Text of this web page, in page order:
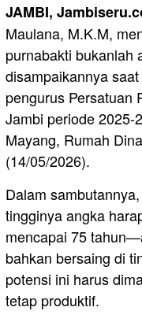
JAMBI,
Maulana, M.K.M,
purnabakti bukanlah
disampaikannya
pengurus Persatuan
Jambi periode 2025-
Mayang, Rumah
(14/05/2026).
Dalam
tingginya angka
mencapai 75
bahkan bersaing di
potensi ini harus
tetap produktif.